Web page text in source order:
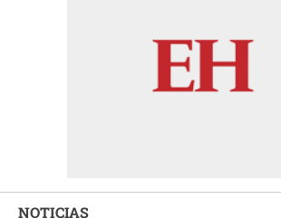
NOTICIAS